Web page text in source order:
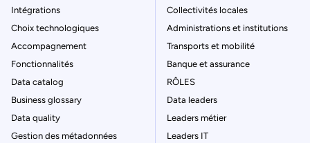
Intégrations
Choix technologiques
Accompagnement
Fonctionnalités
Data catalog
Business glossary
Data quality
Gestion des métadonnées
Collectivités locales
Administrations et institutions
Transports et mobilité
Banque et assurance
RÔLES
Data leaders
Leaders métier
Leaders IT